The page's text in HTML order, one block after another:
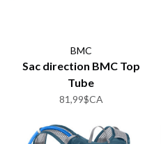
BMC
Sac direction BMC Top
Tube
81,99$CA